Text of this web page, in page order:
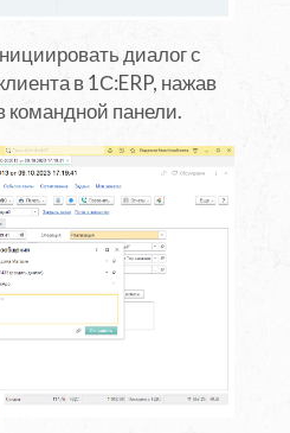
диалог с
в 1С:ERP, нажав
командной панели.